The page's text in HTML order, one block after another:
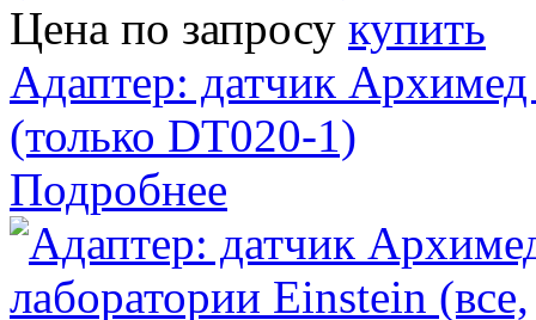
Цена по запросу купить
Адаптер: датчик
(только DT020-1)
Подробнее